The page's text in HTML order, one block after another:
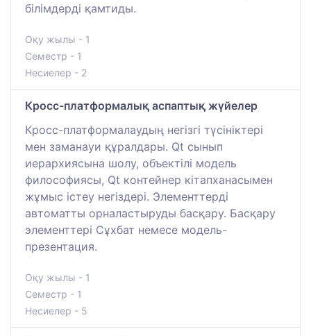
білімдерді қамтиды.
Оқу жылы - 1
Семестр - 1
Несиелер - 2
Кросс-платформалық аспаптық жүйелер
Кросс-платформалаудың негізгі түсініктері
мен заманауи құралдары. Qt сынып
иерархиясына шолу, объектілі модель
философиясы, Qt контейнер кітапханасымен
жұмыс істеу негіздері. Элементтерді
автоматты орналастыруды басқару. Басқару
элементтері Сұхбат немесе модель-
презентация.
Оқу жылы - 1
Семестр - 1
Несиелер - 5